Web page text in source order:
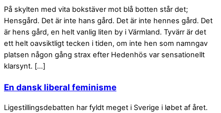
På skylten med vita bokstäver mot blå botten står det;
Hensgård. Det är inte hans gård. Det är inte hennes gård. Det
är hens gård, en helt vanlig liten by i Värmland. Tyvärr är det
ett helt oavsiktligt tecken i tiden, om inte hen som namngav
platsen någon gång strax efter Hedenhös var sensationellt
klarsynt. […]
En dansk liberal feminisme
Ligestillingsdebatten har fyldt meget i Sverige i løbet af året.